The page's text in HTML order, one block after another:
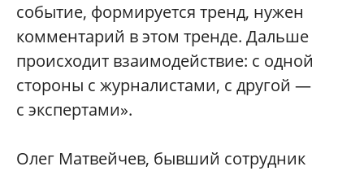
событие, формируется тренд, нужен
комментарий в этом тренде. Дальше
происходит взаимодействие: с одной
стороны с журналистами, с другой —
с экспертами».
Олег Матвейчев, бывший сотрудник